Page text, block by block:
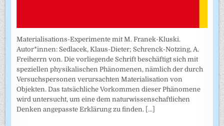
Materialisations-Experimente mit M. Franek-Kluski.
Autor*innen: Sedlacek, Klaus-Dieter; Schrenck-Notzing, A.
Freiherrn von. Die vorliegende Schrift beschäftigt sich mit
speziellen physikalischen Phänomenen, nämlich der durch
Versuchspersonen verursachten Materialisation von
Objekten. Das tatsächliche Vorkommen dieser Phänomene
wird untersucht, um eine dem naturwissenschaftlichen
Denken angepasste Erklärung zu finden. [...]